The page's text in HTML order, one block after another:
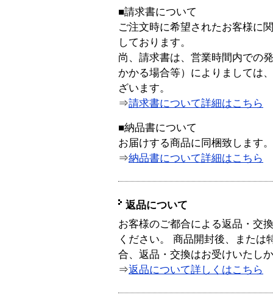
■請求書について
ご注文時に希望されたお客様に
しております。
尚、請求書は、営業時間内での
かかる場合等）によりましては
ざいます。
⇒請求書について詳細はこちら
■納品書について
お届けする商品に同梱致します。
⇒納品書について詳細はこちら
返品について
お客様のご都合による返品・交
ください。 商品開封後、または
合、返品・交換はお受けいたし
⇒返品について詳しくはこちら